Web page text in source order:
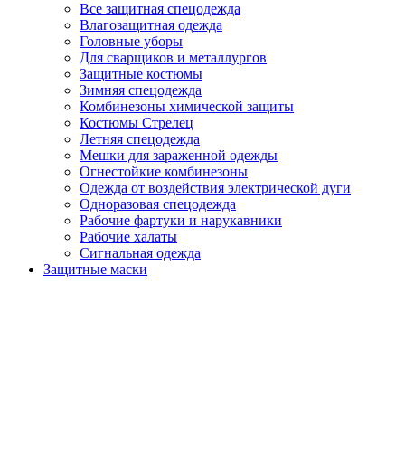
Все защитная спецодежда
Влагозащитная одежда
Головные уборы
Для сварщиков и металлургов
Защитные костюмы
Зимняя спецодежда
Комбинезоны химической защиты
Костюмы Стрелец
Летняя спецодежда
Мешки для зараженной одежды
Огнестойкие комбинезоны
Одежда от воздействия электрической дуги
Одноразовая спецодежда
Рабочие фартуки и нарукавники
Рабочие халаты
Сигнальная одежда
Защитные маски